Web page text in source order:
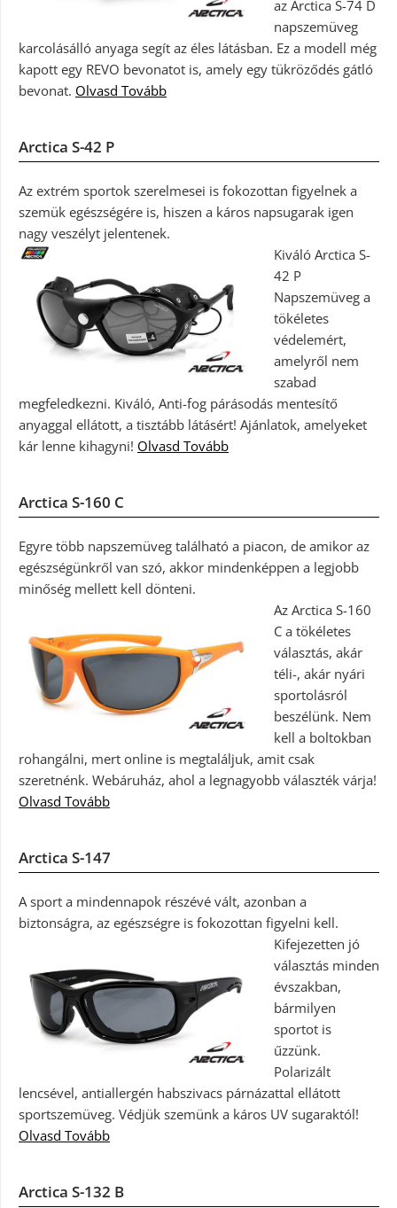
az Arctica S-74 D
napszemüveg
karcolásálló anyaga segít az éles látásban. Ez a modell még
kapott egy REVO bevonatot is, amely egy tükröződés gátló
bevonat. Olvasd Tovább
Arctica S-42 P
Az extrém sportok szerelmesei is fokozottan figyelnek a
szemük egészségére is, hiszen a káros napsugarak igen
nagy veszélyt jelentenek.
Kiváló Arctica S-
42 P
Napszemüveg a
tökéletes
védelemért,
amelyről nem
szabad
megfeledkezni. Kiváló, Anti-fog párásodás mentesítő
anyaggal ellátott, a tisztább látásért! Ajánlatok, amelyeket
kár lenne kihagyni! Olvasd Tovább
Arctica S-160 C
Egyre több napszemüveg található a piacon, de amikor az
egészségünkről van szó, akkor mindenképpen a legjobb
minőség mellett kell dönteni.
Az Arctica S-160
C a tökéletes
választás, akár
téli-, akár nyári
sportolásról
beszélünk. Nem
kell a boltokban
rohangálni, mert online is megtaláljuk, amit csak
szeretnénk. Webáruház, ahol a legnagyobb választék várja!
Olvasd Tovább
Arctica S-147
A sport a mindennapok részévé vált, azonban a
biztonságra, az egészségre is fokozottan figyelni kell.
Kifejezetten jó
választás minden
évszakban,
bármilyen
sportot is
űzzünk.
Polarizált
lencsével, antiallergén habszivacs párnázattal ellátott
sportszemüveg. Védjük szemünk a káros UV sugaraktól!
Olvasd Tovább
Arctica S-132 B